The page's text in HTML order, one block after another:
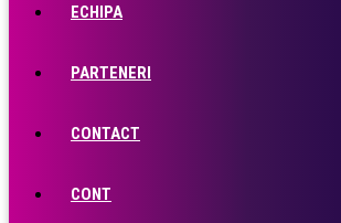
ECHIPA
PARTENERI
CONTACT
CONT